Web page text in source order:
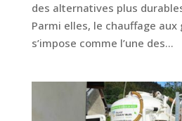
des alternatives plus
Parmi elles, le chauffage aux
s’impose comme l’une des...